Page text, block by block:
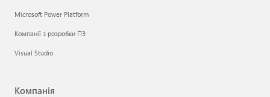
Microsoft Power Platform
Компанії з розробки ПЗ
Visual Studio
Компанія